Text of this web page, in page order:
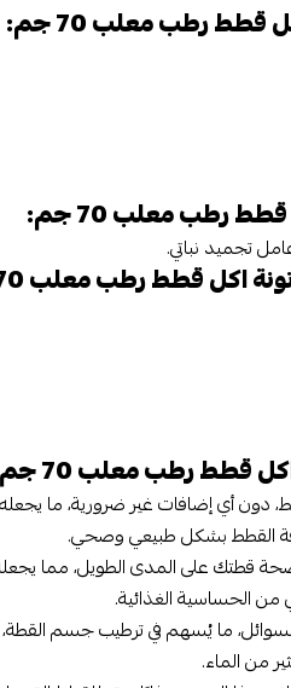
قطط رطب معلب 70 جم:
رطب معلب 70 جم:
اكل قطط رطب معلب 70 جم:
قطط رطب معلب 70 جم:
أي إضافات غير ضرورية، ما يجعله
القطط بشكل طبيعي وصحي.
قطتك على المدى الطويل، مما
من الحساسية الغذائية.
ما يُسهم في ترطيب جسم
من الماء.